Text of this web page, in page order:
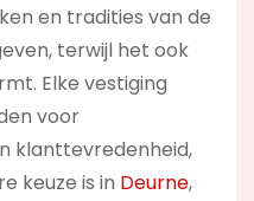
en tradities van de
terwijl het ook
Elke vestiging
voor
klanttevredenheid,
keuze is in Deurne,